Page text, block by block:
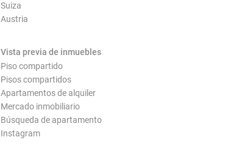
Suiza
Austria
Vista previa de inmuebles
Piso compartido
Pisos compartidos
Apartamentos de alquiler
Mercado inmobiliario
Búsqueda de apartamento
Instagram